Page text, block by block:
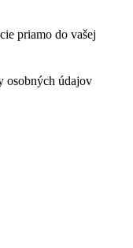
priamo do vašej
osobných údajov